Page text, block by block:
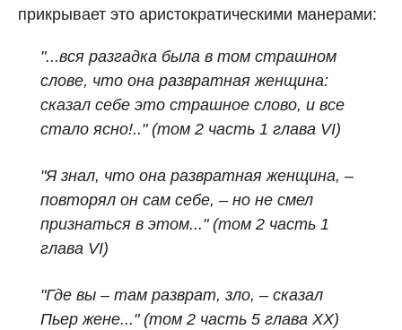
прикрывает это аристократическими манерами:
"...вся разгадка была в том страшном
слове, что она развратная женщина:
сказал себе это страшное слово, и все
стало ясно!.." (том 2 часть 1 глава VI)
"Я знал, что она развратная женщина, –
повторял он сам себе, – но не смел
признаться в этом..." (том 2 часть 1
глава VI)
"Где вы – там разврат, зло, – сказал
Пьер жене..." (том 2 часть 5 глава XX)